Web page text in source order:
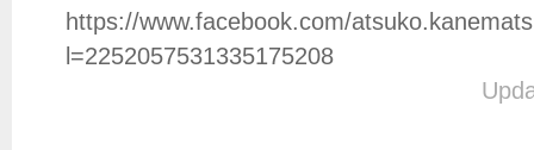
https://www.facebook.com/
l=2252057531335175208